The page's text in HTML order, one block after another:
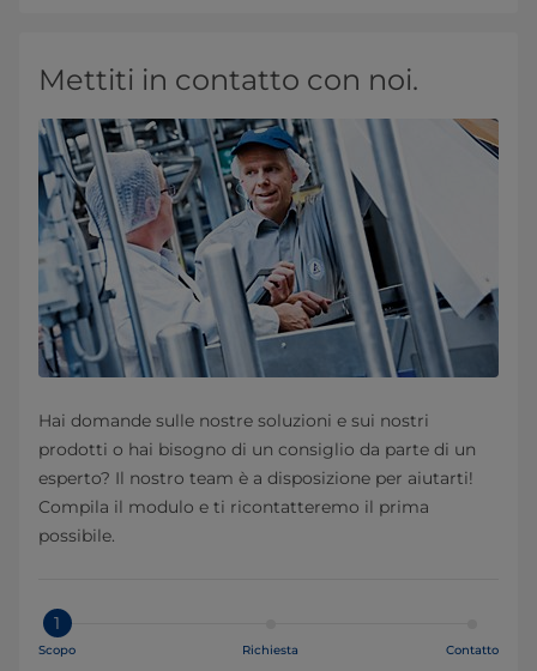
Mettiti in contatto con noi.
Hai domande sulle nostre soluzioni e sui nostri
prodotti o hai bisogno di un consiglio da parte di un
esperto? Il nostro team è a disposizione per aiutarti!
Compila il modulo e ti ricontatteremo il prima
possibile.
1
Scopo Richiesta Contatto